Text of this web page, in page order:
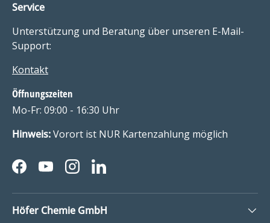
Service
Unterstützung und Beratung über unseren E-Mail-
Support:
Kontakt
Öffnungszeiten
Mo-Fr: 09:00 - 16:30 Uhr
Hinweis:Vorort ist NUR Kartenzahlung möglich
FacebookYouTubeInstagramLinkedIn
Höfer Chemie GmbH